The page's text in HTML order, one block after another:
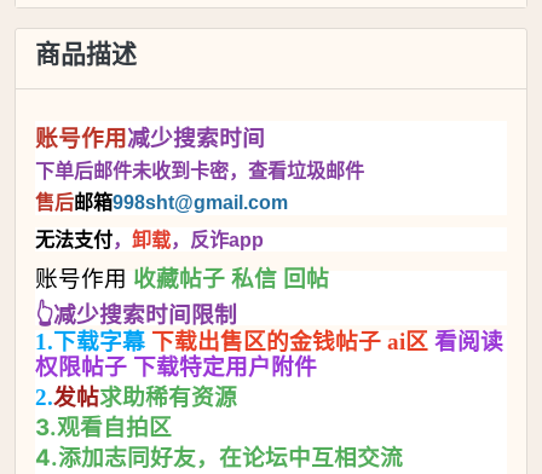
商品描述
账号作用减少搜索时间
下单后邮件未收到卡密，查看垃圾邮件
售后邮箱998sht@gmail.com
无法支付， 卸载，反诈app
账号作用 收藏帖子 私信 回帖
👆减少搜索时间限制
1.下载字幕 下载出售区的金钱帖子 ai区 看阅读
权限帖子 下载特定用户附件
2.发帖求助稀有资源
3.观看自拍区
4.添加志同好友，在论坛中互相交流